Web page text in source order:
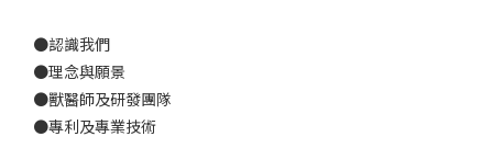
●認識我們
●理念與願景
●獸醫師及研發團隊
●專利及專業技術